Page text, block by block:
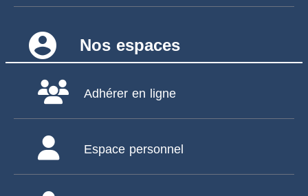
account_circle Nos espaces
Adhérer en ligne
Espace personnel